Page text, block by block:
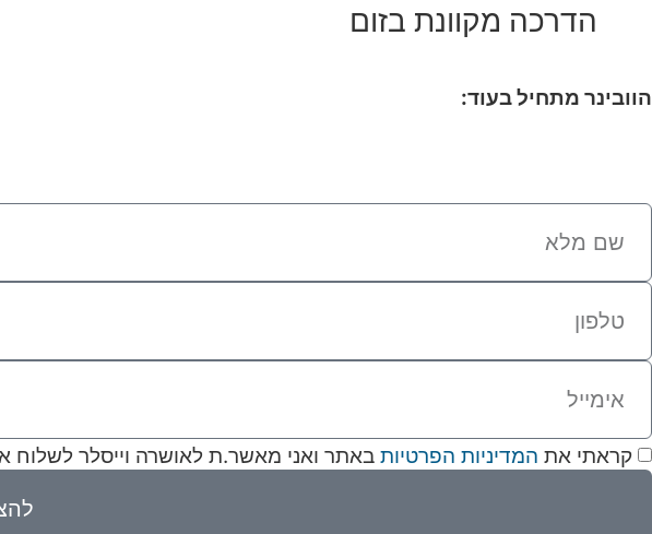
הדרכה מקוונת בזום
הוובינר מתחיל בעוד:
קראתי את המדיניות הפרטיות באתר ואני מאשר.ת לאושרה וייסלר לשלוח